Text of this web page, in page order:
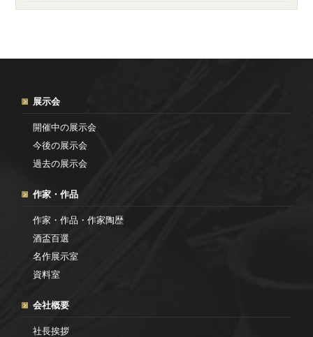
展示会
開催中の展示会
今後の展示会
過去の展示会
作家・作品
作家・作品・作家陶歴
酒盃百選
名作展示室
資料室
会社概要
社長挨拶